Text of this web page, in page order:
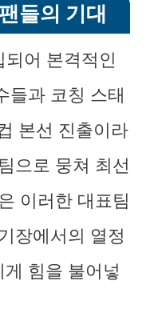
들의 기대
어 본격적인
들과 코칭 스태
본선 진출이라
으로 뭉쳐 최선
이러한 대표팀
장에서의 열정
힘을 불어넣